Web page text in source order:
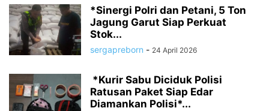
‎*Sinergi Polri dan Petani, 5 Ton
Jagung Garut Siap Perkuat
Stok...
sergapreborn - 24 April 2026
‎ ‎*Kurir Sabu Diciduk Polisi
Ratusan Paket Siap Edar
Diamankan Polisi*...